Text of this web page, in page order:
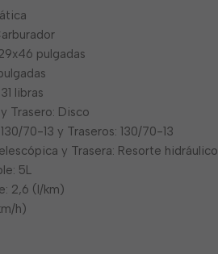
pulgadas
libras
Trasero: Disco
70-13 y Traseros: 130/70-13
y Trasera: Resorte hidráulico
5L
2,6 (l/km)
h)